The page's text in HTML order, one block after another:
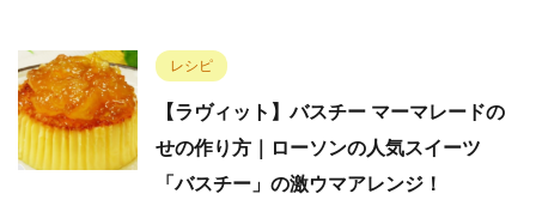
レシピ
【ラヴィット】バスチー マーマレードの
せの作り方｜ローソンの人気スイーツ
「バスチー」の激ウマアレンジ！